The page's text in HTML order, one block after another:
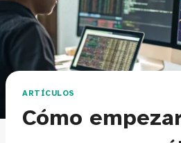
ARTÍCULOS
Cómo